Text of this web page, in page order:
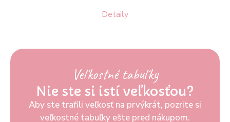
Detaily
Veľkostné tabuľky
Nie ste si istí veľkosťou?
Aby ste trafili veľkosť na prvýkrát, pozrite si
veľkostné tabuľky ešte pred nákupom.